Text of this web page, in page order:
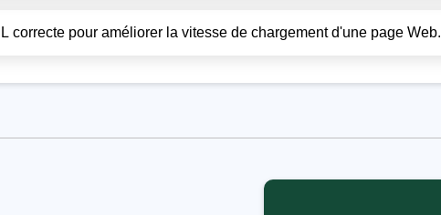
correcte pour améliorer la vitesse de chargement d'une page Web.